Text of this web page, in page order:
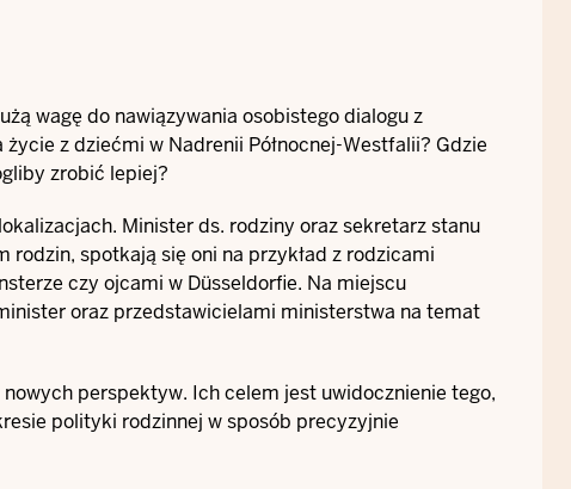
wagę do nawiązywania osobistego dialogu z
z dziećmi w Nadrenii Północnej-Westfalii? Gdzie
zrobić lepiej?
Minister ds. rodziny oraz sekretarz stanu
spotkają się oni na przykład z rodzicami
czy ojcami w Düsseldorfie. Na miejscu
oraz przedstawicielami ministerstwa na temat
perspektyw. Ich celem jest uwidocznienie tego,
polityki rodzinnej w sposób precyzyjnie